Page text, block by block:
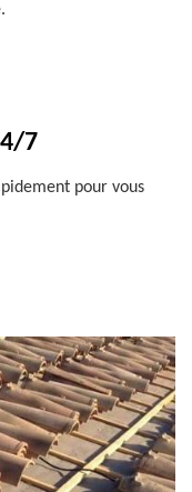
7
pour vous